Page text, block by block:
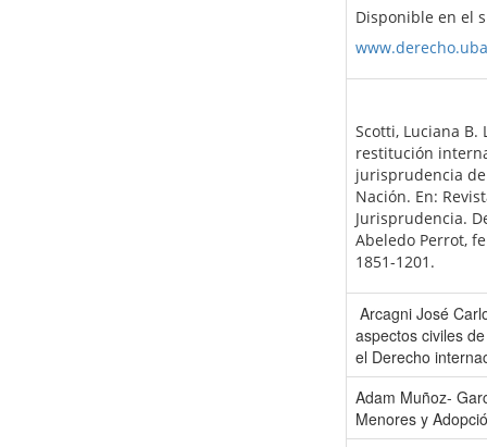
Disponible en el
Scotti, Luciana B.
restitución
jurisprudencia
Nación. En:
Jurisprudencia.
Abeledo Perrot,
1851-1201.
Arcagni José
aspectos civiles
el Derecho
Adam Muñoz-
Menores y